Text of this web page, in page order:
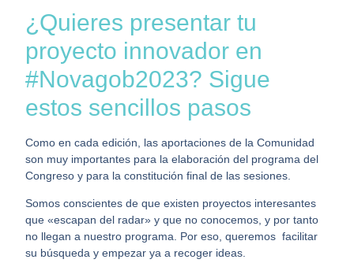
¿Quieres presentar tu
proyecto innovador en
#Novagob2023? Sigue
estos sencillos pasos
Como en cada edición, las aportaciones de la Comunidad
son muy importantes para la elaboración del programa del
Congreso y para la constitución final de las sesiones.
Somos conscientes de que existen proyectos interesantes
que «escapan del radar» y que no conocemos, y por tanto
no llegan a nuestro programa. Por eso, queremos facilitar
su búsqueda y empezar ya a recoger ideas.